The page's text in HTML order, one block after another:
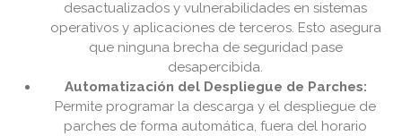
desactualizados y vulnerabilidades en sistemas
operativos y aplicaciones de terceros. Esto asegura
que ninguna brecha de seguridad pase
desapercibida.
Automatización del Despliegue de Parches:
Permite programar la descarga y el despliegue de
parches de forma automática, fuera del horario